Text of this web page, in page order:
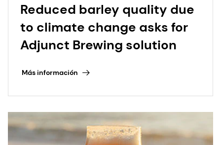
Reduced barley quality due
to climate change asks for
Adjunct Brewing solution
Más información